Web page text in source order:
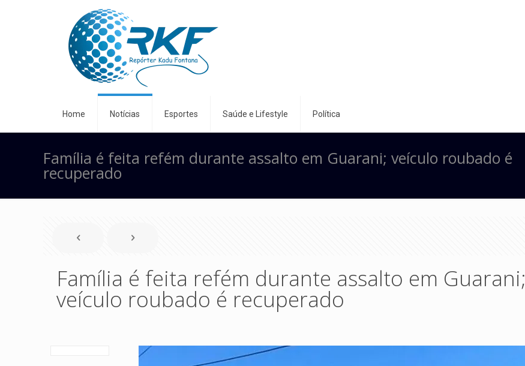
Home Notícias Esportes Saúde e Lifestyle Política
Família é feita refém durante assalto em Guarani; veículo roubado é
recuperado
Família é feita refém durante assalto em Guarani;
veículo roubado é recuperado